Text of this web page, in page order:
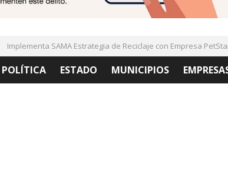
Implementa SAMA Estrategia de Reciclaje con Empresa PetStar
POLÍTICA ESTADO MUNICIPIOS